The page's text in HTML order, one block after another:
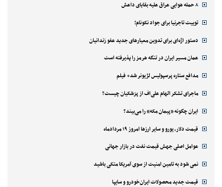
۸ حمله هوایی عراق علیه بقایای داعش
توییت تاجرنیا برای جواد نکونام!
دستور اژه‌ای برای تدوین معیارهای جدید عفو زندانیان
عمان مسیر ایران در تنگه هرمز را پذیرفته است
مدافع ستاره پرسپولیس لژیونر شد+ فیلم
ماجرای تشکر الهام علی‌اف از پزشکیان چیست؟
ایران چگونه «پیمان مکه» را می‌بیند؟
قیمت دلار، یورو و سایر ارزها امروز ۱۹ مردادماه
عوامل اصلی جهش قیمت نفت در بازار جهانی
نمی شود به تامین امنیت از سوی آمریکا متکی باشید
قیمت جدید محصولات ایران‌خودرو و سایپا